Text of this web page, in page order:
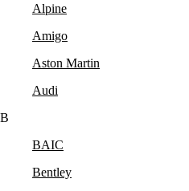
Alpine
Amigo
Aston Martin
Audi
B
BAIC
Bentley